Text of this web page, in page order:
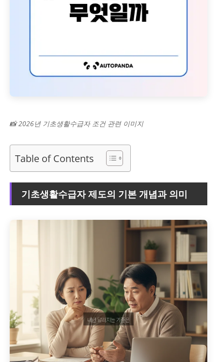
📸 2026년 기초생활수급자 조건 관련 이미지
Table of Contents
기초생활수급자 제도의 기본 개념과 의미